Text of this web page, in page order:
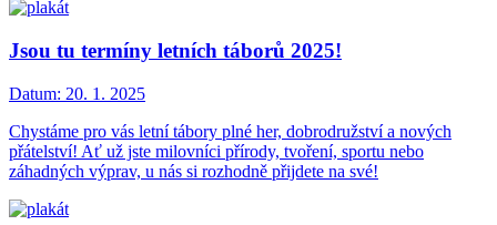
Jsou tu termíny letních táborů 2025!
Datum: 20. 1. 2025
Chystáme pro vás letní tábory plné her, dobrodružství a nových
přátelství! Ať už jste milovníci přírody, tvoření, sportu nebo
záhadných výprav, u nás si rozhodně přijdete na své!